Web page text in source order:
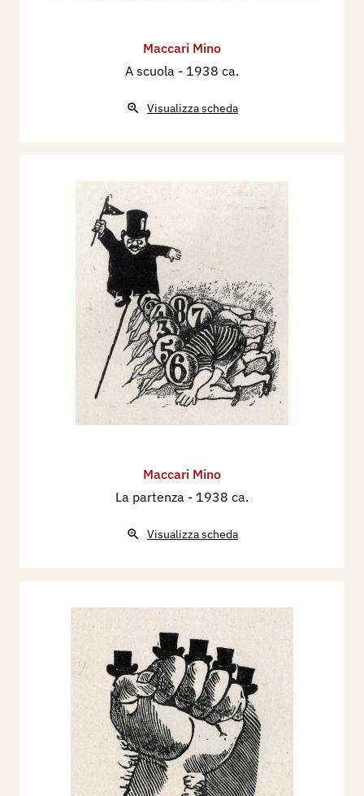
Maccari Mino
A scuola - 1938 ca.
Visualizza scheda
Maccari Mino
La partenza - 1938 ca.
Visualizza scheda